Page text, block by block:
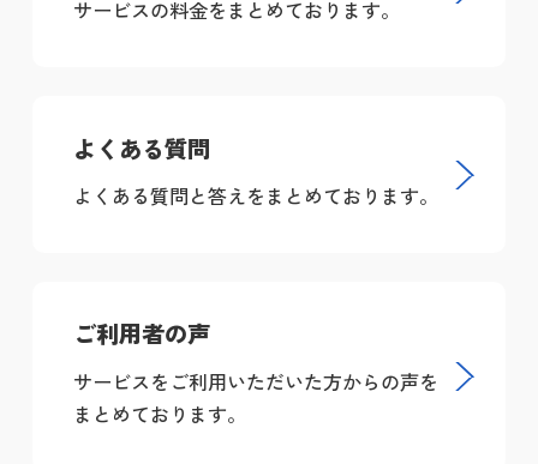
サービスの料金をまとめております。
よくある質問
よくある質問と答えをまとめております。
ご利用者の声
サービスをご利用いただいた方からの声を
まとめております。